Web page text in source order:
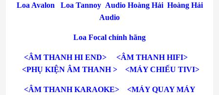
Loa Avalon Loa Tannoy Audio Hoàng Hải Hoàng Hải
Audio
Loa Focal chính hãng
<ÂM THANH HI END>
<ÂM THANH HIFI>
<PHỤ KIỆN ÂM THANH >
<MÁY CHIẾU TIVI>
<ÂM THANH KARAOKE>
<MÁY QUAY MÁY